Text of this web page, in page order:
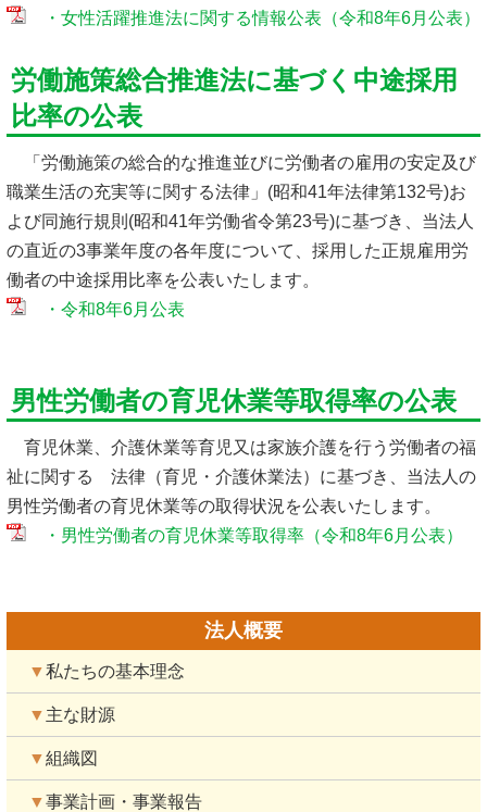
・女性活躍推進法に関する情報公表（令和8年6月公表）
労働施策総合推進法に基づく中途採用
比率の公表
「労働施策の総合的な推進並びに労働者の雇用の安定及び
職業生活の充実等に関する法律」(昭和41年法律第132号)お
よび同施行規則(昭和41年労働省令第23号)に基づき、当法人
の直近の3事業年度の各年度について、採用した正規雇用労
働者の中途採用比率を公表いたします。
・令和8年6月公表
男性労働者の育児休業等取得率の公表
育児休業、介護休業等育児又は家族介護を行う労働者の福
祉に関する 法律（育児・介護休業法）に基づき、当法人の
男性労働者の育児休業等の取得状況を公表いたします。
・男性労働者の育児休業等取得率（令和8年6月公表）
法人概要
▼私たちの基本理念
▼ 主な財源
▼組織図
▼事業計画・事業報告